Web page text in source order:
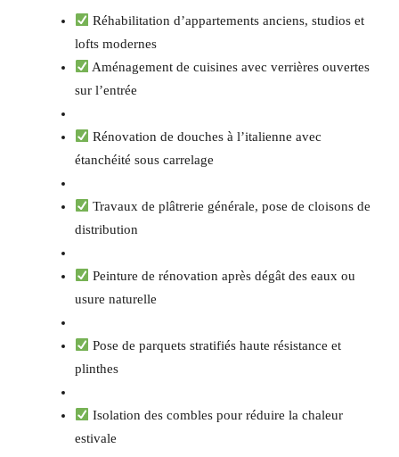
Réhabilitation d’appartements anciens, studios et
lofts modernes
Aménagement de cuisines avec verrières ouvertes
sur l’entrée
Rénovation de douches à l’italienne avec
étanchéité sous carrelage
Travaux de plâtrerie générale, pose de cloisons de
distribution
Peinture de rénovation après dégât des eaux ou
usure naturelle
Pose de parquets stratifiés haute résistance et
plinthes
Isolation des combles pour réduire la chaleur
estivale